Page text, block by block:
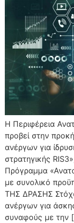
Η Περιφέρεια
προβεί στην
ανέργων για
στρατηγικής
Πρόγραμμα
με συνολικό
ΤΗΣ ΔΡΑΣΗΣ
ανέργων για
συναφούς με την